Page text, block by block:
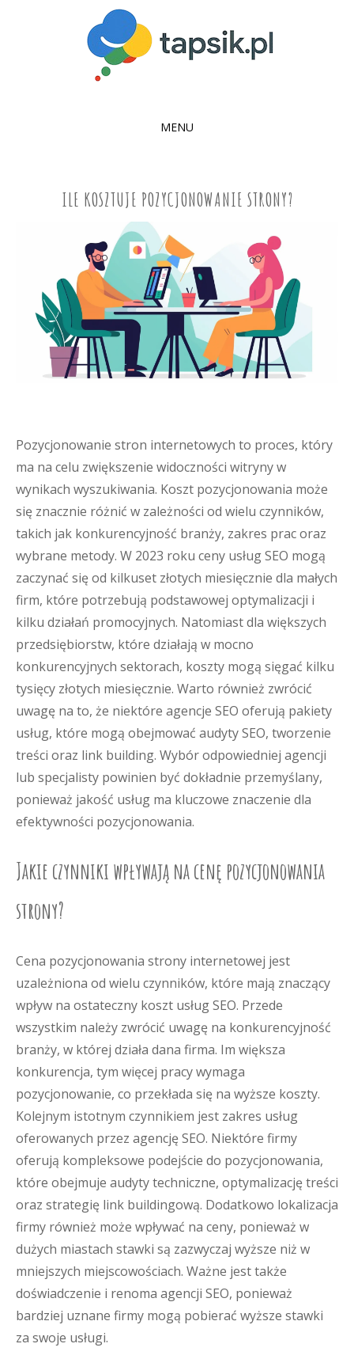
MENU
CONTENTILE KOSZTUJE POZYCJONOWANIE STRONY?
Pozycjonowanie stron internetowych to proces, który
ma na celu zwiększenie widoczności witryny w
wynikach wyszukiwania. Koszt pozycjonowania może
się znacznie różnić w zależności od wielu czynników,
takich jak konkurencyjność branży, zakres prac oraz
wybrane metody. W 2023 roku ceny usług SEO mogą
zaczynać się od kilkuset złotych miesięcznie dla małych
firm, które potrzebują podstawowej optymalizacji i
kilku działań promocyjnych. Natomiast dla większych
przedsiębiorstw, które działają w mocno
konkurencyjnych sektorach, koszty mogą sięgać kilku
tysięcy złotych miesięcznie. Warto również zwrócić
uwagę na to, że niektóre agencje SEO oferują pakiety
usług, które mogą obejmować audyty SEO, tworzenie
treści oraz link building. Wybór odpowiedniej agencji
lub specjalisty powinien być dokładnie przemyślany,
ponieważ jakość usług ma kluczowe znaczenie dla
efektywności pozycjonowania.
Jakie czynniki wpływają na cenę pozycjonowania
strony?
Cena pozycjonowania strony internetowej jest
uzależniona od wielu czynników, które mają znaczący
wpływ na ostateczny koszt usług SEO. Przede
wszystkim należy zwrócić uwagę na konkurencyjność
branży, w której działa dana firma. Im większa
konkurencja, tym więcej pracy wymaga
pozycjonowanie, co przekłada się na wyższe koszty.
Kolejnym istotnym czynnikiem jest zakres usług
oferowanych przez agencję SEO. Niektóre firmy
oferują kompleksowe podejście do pozycjonowania,
które obejmuje audyty techniczne, optymalizację treści
oraz strategię link buildingową. Dodatkowo lokalizacja
firmy również może wpływać na ceny, ponieważ w
dużych miastach stawki są zazwyczaj wyższe niż w
mniejszych miejscowościach. Ważne jest także
doświadczenie i renoma agencji SEO, ponieważ
bardziej uznane firmy mogą pobierać wyższe stawki
za swoje usługi.